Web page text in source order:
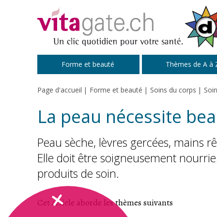
Forme et beauté Thèmes de A à
Page d'accueil Forme et beauté Soins du corps
La peau nécessite
Peau sèche, lèvres gercées, mains
Elle doit être soigneusement
produits de soin.
Cet article aborde les thèmes suivants